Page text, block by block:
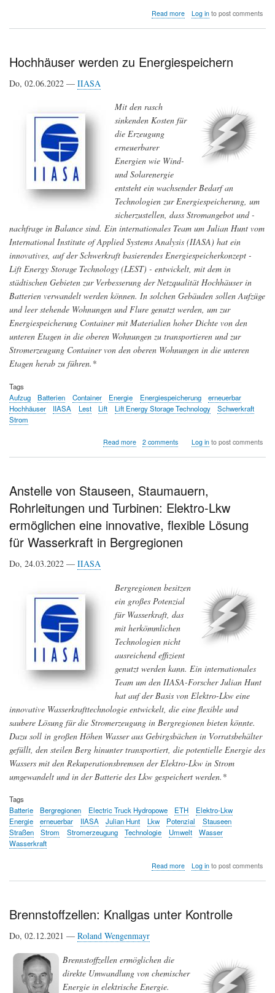
Read moreabout
Pipelines
Log into post comments
Hochhäuser werden zu Energiespeichern
Do, 02.06.2022 — IIASA
Mit den rasch
sinkenden Kosten für
die Erzeugung
erneuerbarer
Energien wie Wind-
und Solarenergie
entsteht ein wachsender Bedarf an
Technologien zur Energiespeicherung, um
sicherzustellen, dass Stromangebot und -
nachfrage in Balance sind. Ein internationales Team um Julian Hunt vom
International Institute of Applied Systems Analysis (IIASA) hat ein
innovatives, auf der Schwerkraft basierendes Energiespeicherkonzept -
Lift Energy Storage Technology (LEST) - entwickelt, mit dem in
städtischen Gebieten zur Verbesserung der Netzqualität Hochhäuser in
Batterien verwandelt werden können. In solchen Gebäuden sollen Aufzüge
und leer stehende Wohnungen und Flure genutzt werden, um zur
Energiespeicherung Container mit Materialien hoher Dichte von den
unteren Etagen in die oberen Wohnungen zu transportieren und zur
Stromerzeugung Container von den oberen Wohnungen in die unteren
Etagen herab zu führen.*
Tags
Aufzug
Batterien Container Energie Energiespeicherung
erneuerbar
Hochhäuser
IIASA Lest Lift Lift Energy Storage Technology
Schwerkraft
Strom
Read moreabout
2 comments Log into post comments
Anstelle von Stauseen, Staumauern,
Rohrleitungen und Turbinen: Elektro-Lkw
ermöglichen eine innovative, flexible Lösung
für Wasserkraft in Bergregionen
Do, 24.03.2022 — IIASA
Bergregionen besitzen
ein großes Potenzial
für Wasserkraft, das
mit herkömmlichen
Technologien nicht
ausreichend effizient
genutzt werden kann. Ein internationales
Team um den IIASA-Forscher Julian Hunt
hat auf der Basis von Elektro-Lkw eine
innovative Wasserkrafttechnologie entwickelt, die eine flexible und
saubere Lösung für die Stromerzeugung in Bergregionen bieten könnte.
Dazu soll in großen Höhen Wasser aus Gebirgsbächen in Vorratsbehälter
gefüllt, den steilen Berg hinunter transportiert, die potentielle Energie des
Wassers mit den Rekuperationsbremsen der Elektro-Lkw in Strom
umgewandelt und in der Batterie des Lkw gespeichert werden.*
Tags
Batterie
Bergregionen Electric Truck Hydropowe ETH
Elektro-Lkw
Energie
erneuerbar IIASA Julian Hunt Lkw Potenzial
Stauseen
Straßen
Strom Stromerzeugung Technologie Umwelt
Wasser
Wasserkraft
Read moreabout
Rohrleitungen
ermöglichen
eine
innovative,
Log into post comments
Brennstoffzellen: Knallgas unter Kontrolle
Do, 02.12.2021 — Roland Wengenmayr
Brennstoffzellen ermöglichen die
direkte Umwandlung von chemischer
Energie in elektrische Energie.